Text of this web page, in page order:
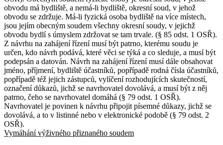
obvodu má bydliště, a nemá-li bydliště, okresní soud, v jehož
obvodu se zdržuje. Má-li fyzická osoba bydliště na více místech,
jsou jejím obecným soudem všechny okresní soudy, v jejichž
obvodu bydlí s úmyslem zdržovat se tam trvale. (§ 85 odst. 1 OSŘ).
Z návrhu na zahájení řízení musí být patrno, kterému soudu je
určen, kdo návrh podává, které věci se týká a co sleduje, a musí být
podepsán a datován. Návrh na zahájení řízení musí dále obsahovat
jméno, příjmení, bydliště účastníků, popřípadě rodná čísla účastníků,
popřípadě též jejich zástupců, vylíčení rozhodujících skutečností,
označení důkazů, jichž se navrhovatel dovolává, a musí být z něj
patrno, čeho se navrhovatel domáhá (§ 79 odst. 1 OSŘ).
Navrhovatel je povinen k návrhu připojit písemné důkazy, jichž se
dovolává, a to v listinné nebo v elektronické podobě (§ 79 odst. 2
OSŘ).
Vymáhání výživného přiznaného soudem